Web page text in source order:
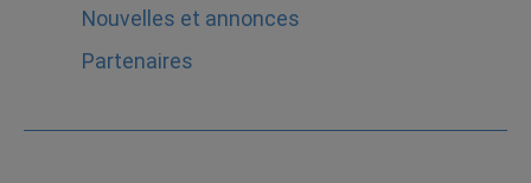
Nouvelles et annonces
Partenaires